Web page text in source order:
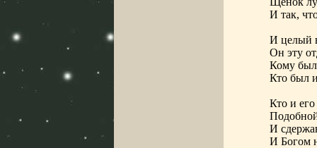
И так,
И целый
Он эту
Кому был
Кто был
Кто и
И
И Богом